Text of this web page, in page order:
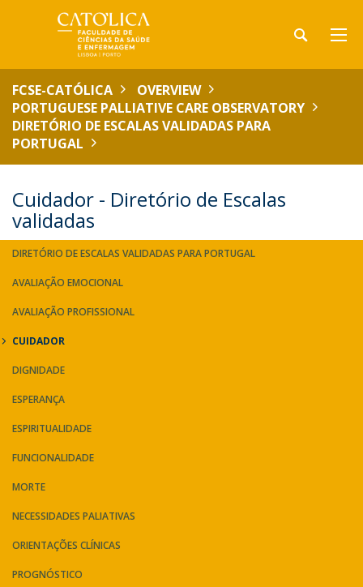
FCSE-CATÓLICA
OVERVIEW
PORTUGUESE PALLIATIVE CARE OBSERVATORY
DIRETÓRIO DE ESCALAS VALIDADAS PARA
PORTUGAL
Cuidador - Diretório de Escalas
validadas
DIRETÓRIO DE ESCALAS VALIDADAS PARA PORTUGAL
AVALIAÇÃO EMOCIONAL
AVALIAÇÃO PROFISSIONAL
CUIDADOR
DIGNIDADE
ESPERANÇA
ESPIRITUALIDADE
FUNCIONALIDADE
MORTE
NECESSIDADES PALIATIVAS
ORIENTAÇÕES CLÍNICAS
PROGNÓSTICO